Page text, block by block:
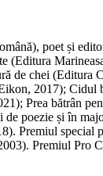
poet și
de chei
2017);
Prea bătrân
poezie și în
Premiul
Premiul Pro